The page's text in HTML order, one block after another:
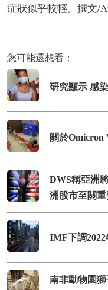
症狀似乎較輕。撰文/
您可能還想看：
研究顯示 感
關於Omicron
DWS稱亞洲
洲股市至關重
IMF下調
南非動物園